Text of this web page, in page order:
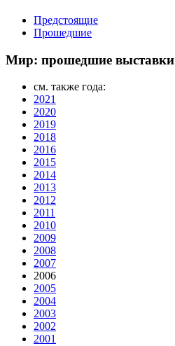
Предстоящие
Прошедшие
Мир: прошедшие выставки
см. также года:
2021
2020
2019
2018
2016
2015
2014
2013
2012
2011
2010
2009
2008
2007
2006
2005
2004
2003
2002
2001